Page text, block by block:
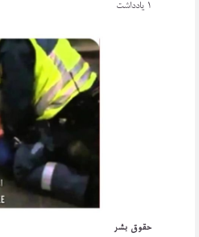
1 یادداشت
حقوق بشر